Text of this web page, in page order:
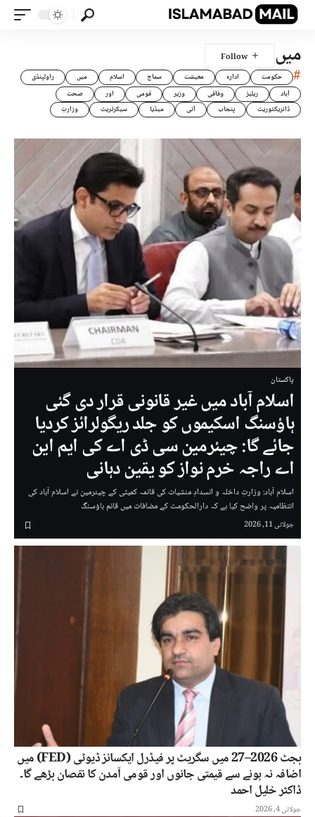
میں
# حکومت ادارہ معیشت سماج اسلام میں
راولپنڈی
آباد
ریلیز وفاقی وزیر قومی اور
صحت
ڈائریکٹوریٹ
پنجاب آئی میڈیا سیکرٹریٹ وزارتِ
پاکستان
اسلام آباد میں غیر قانونی قرار دی گئی
ہاؤسنگ اسکیموں کو جلد ریگولرائز کردیا
جائے گا: چیئرمین سی ڈی اے کی ایم این
اے راجہ خرم نواز کو یقین دہانی
اسلام آباد: وزارتِ داخلہ و انسدادِ منشیات کی قائمہ کمیٹی کے چیئرمین نے اسلام آباد کی
انتظامیہ پر واضح کیا ہے کہ دارالحکومت کے مضافات میں قائم ہاؤسنگ
جولائی 11, 2026
بجٹ 2026–27 میں سگریٹ پر فیڈرل ایکسائز ڈیوٹی (FED) میں
اضافہ نہ ہونے سے قیمتی جانوں اور قومی آمدن کا نقصان بڑھے گا۔
ڈاکٹر خلیل احمد
جولائی 4, 2026